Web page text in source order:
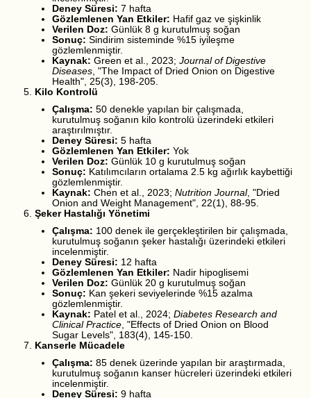
Deney Süresi: 7 hafta
Gözlemlenen Yan Etkiler: Hafif gaz ve şişkinlik
Verilen Doz: Günlük 8 g kurutulmuş soğan
Sonuç: Sindirim sisteminde %15 iyileşme
gözlemlenmiştir.
Kaynak: Green et al., 2023; Journal of Digestive
Diseases, "The Impact of Dried Onion on Digestive
Health", 25(3), 198-205.
Kilo Kontrolü
Çalışma: 50 denekle yapılan bir çalışmada,
kurutulmuş soğanın kilo kontrolü üzerindeki etkileri
araştırılmıştır.
Deney Süresi: 5 hafta
Gözlemlenen Yan Etkiler: Yok
Verilen Doz: Günlük 10 g kurutulmuş soğan
Sonuç: Katılımcıların ortalama 2.5 kg ağırlık kaybettiği
gözlemlenmiştir.
Kaynak: Chen et al., 2023; Nutrition Journal, "Dried
Onion and Weight Management", 22(1), 88-95.
Şeker Hastalığı Yönetimi
Çalışma: 100 denek ile gerçekleştirilen bir çalışmada,
kurutulmuş soğanın şeker hastalığı üzerindeki etkileri
incelenmiştir.
Deney Süresi: 12 hafta
Gözlemlenen Yan Etkiler: Nadir hipoglisemi
Verilen Doz: Günlük 20 g kurutulmuş soğan
Sonuç: Kan şekeri seviyelerinde %15 azalma
gözlemlenmiştir.
Kaynak: Patel et al., 2024; Diabetes Research and
Clinical Practice, "Effects of Dried Onion on Blood
Sugar Levels", 183(4), 145-150.
Kanserle Mücadele
Çalışma: 85 denek üzerinde yapılan bir araştırmada,
kurutulmuş soğanın kanser hücreleri üzerindeki etkileri
incelenmiştir.
Deney Süresi: 9 hafta